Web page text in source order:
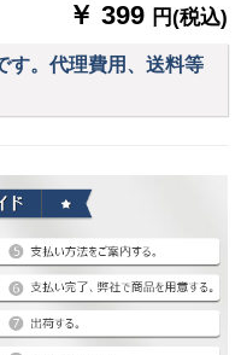
￥ 399 円(税込)
す。代理費用、送料等